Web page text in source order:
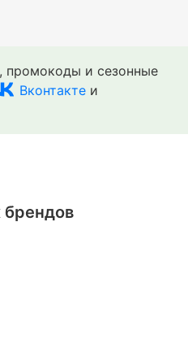
промокоды и сезонные
Вконтакте и
брендов